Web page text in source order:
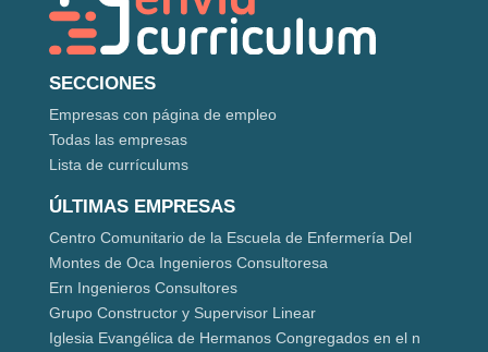
SECCIONES
Empresas con página de empleo
Todas las empresas
Lista de currículums
ÚLTIMAS EMPRESAS
Centro Comunitario de la Escuela de Enfermería Del
Montes de Oca Ingenieros Consultoresa
Ern Ingenieros Consultores
Grupo Constructor y Supervisor Linear
Iglesia Evangélica de Hermanos Congregados en el n